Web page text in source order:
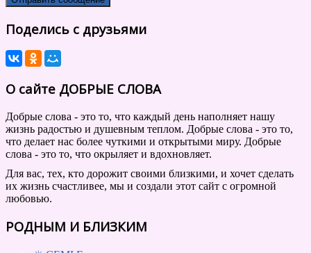
Поделись с друзьями
О сайте ДОБРЫЕ СЛОВА
Добрые слова - это то, что каждый день наполняет нашу
жизнь радостью и душевным теплом. Добрые слова - это то,
что делает нас более чуткими и открытыми миру. Добрые
слова - это то, что окрыляет и вдохновляет.
Для вас, тех, кто дорожит своими близкими, и хочет сделать
их жизнь счастливее, мы и создали этот сайт с огромной
любовью.
РОДНЫМ И БЛИЗКИМ